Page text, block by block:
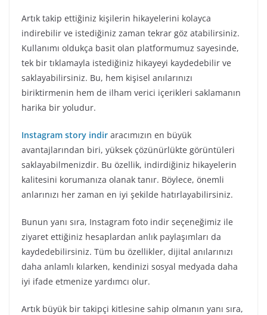
Artık takip ettiğiniz kişilerin hikayelerini kolayca
indirebilir ve istediğiniz zaman tekrar göz atabilirsiniz.
Kullanımı oldukça basit olan platformumuz sayesinde,
tek bir tıklamayla istediğiniz hikayeyi kaydedebilir ve
saklayabilirsiniz. Bu, hem kişisel anılarınızı
biriktirmenin hem de ilham verici içerikleri saklamanın
harika bir yoludur.
Instagram story indir aracımızın en büyük
avantajlarından biri, yüksek çözünürlükte görüntüleri
saklayabilmenizdir. Bu özellik, indirdiğiniz hikayelerin
kalitesini korumanıza olanak tanır. Böylece, önemli
anlarınızı her zaman en iyi şekilde hatırlayabilirsiniz.
Bunun yanı sıra, Instagram foto indir seçeneğimiz ile
ziyaret ettiğiniz hesaplardan anlık paylaşımları da
kaydedebilirsiniz. Tüm bu özellikler, dijital anılarınızı
daha anlamlı kılarken, kendinizi sosyal medyada daha
iyi ifade etmenize yardımcı olur.
Artık büyük bir takipçi kitlesine sahip olmanın yanı sıra,